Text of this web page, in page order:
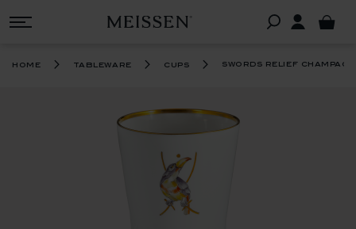
home tableware cups swords relief